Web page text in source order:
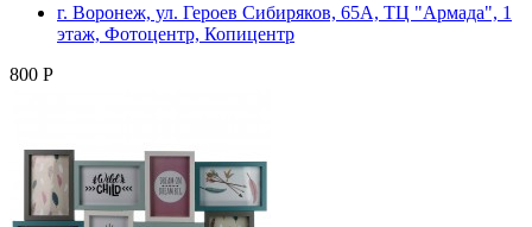
г. Воронеж, ул. Героев Сибиряков, 65А, ТЦ "Армада", 1
этаж, Фотоцентр, Копицентр
800 Р